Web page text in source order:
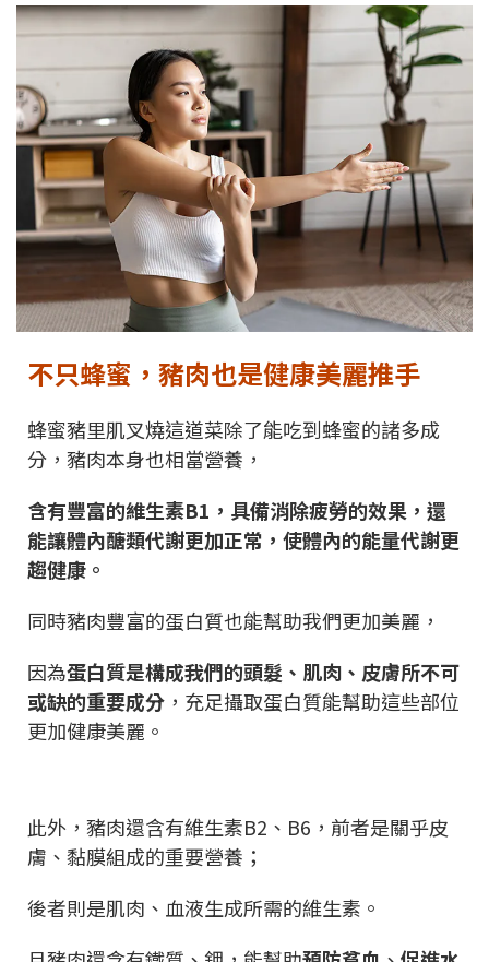
不只蜂蜜，豬肉也是健康美麗推手
蜂蜜豬里肌叉燒這道菜除了能吃到蜂蜜的諸多成
分，豬肉本身也相當營養，
含有豐富的維生素B1，具備消除疲勞的效果，還
能讓體內醣類代謝更加正常，使體內的能量代謝更
趨健康。
同時豬肉豐富的蛋白質也能幫助我們更加美麗，
因為蛋白質是構成我們的頭髮、肌肉、皮膚所不可
或缺的重要成分 ，充足攝取蛋白質能幫助這些部位
更加健康美麗。
此外，豬肉還含有維生素B2、B6，前者是關乎皮
膚、黏膜組成的重要營養；
後者則是肌肉、血液生成所需的維生素。